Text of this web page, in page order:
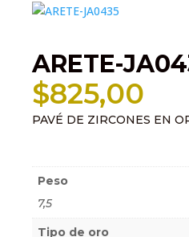
ARETE-
$825,00
PAVÉ DE ZIRCONES EN
Peso
7,5
Tipo de oro